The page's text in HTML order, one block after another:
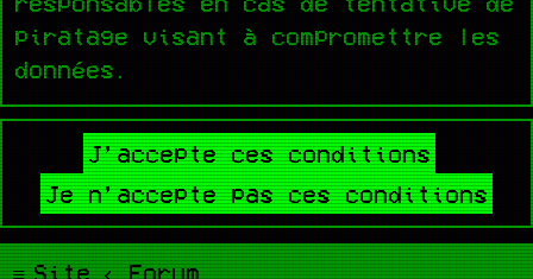
piratage visant à compromettre les
données.
Site Forum